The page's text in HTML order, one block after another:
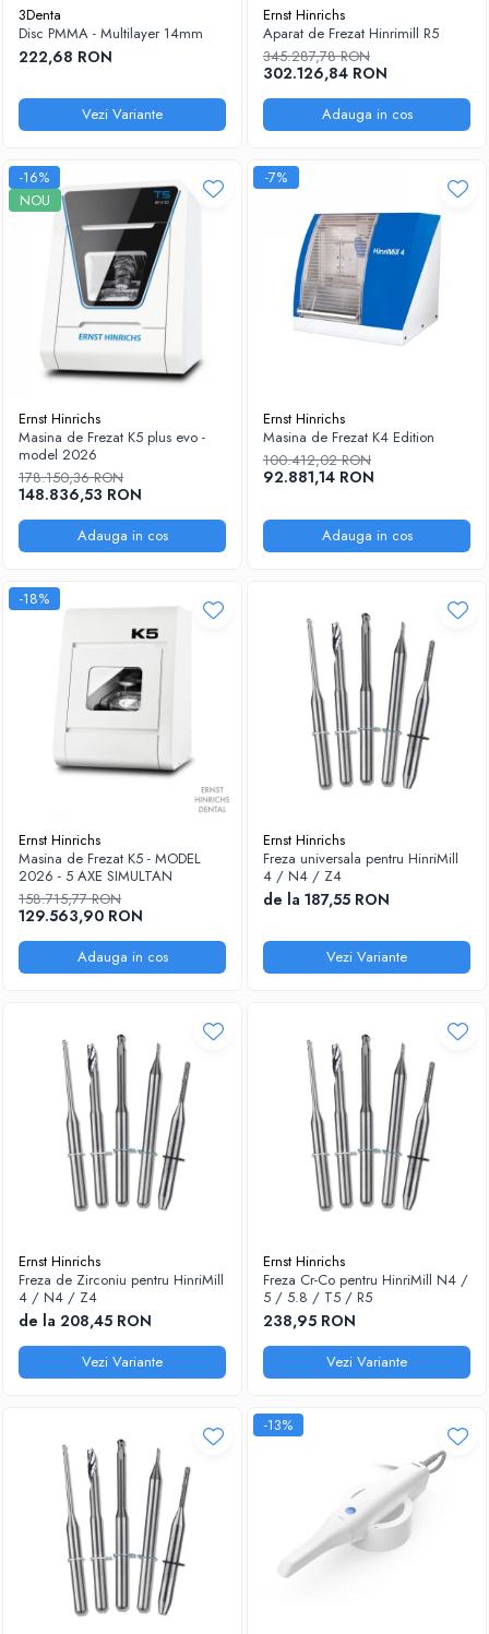
3Denta
Disc PMMA - Multilayer 14mm
222,68 RON
Vezi Variante
Ernst Hinrichs
Aparat de Frezat Hinrimill R5
345.287,78 RON
302.126,84 RON
Adauga in cos
-16%
NOU
Ernst Hinrichs
Masina de Frezat K5 plus evo -
model 2026
178.150,36 RON
148.836,53 RON
Adauga in cos
-7%
Ernst Hinrichs
Masina de Frezat K4 Edition
100.412,02 RON
92.881,14 RON
Adauga in cos
-18%
Ernst Hinrichs
Masina de Frezat K5 - MODEL
2026 - 5 AXE SIMULTAN
158.715,77 RON
129.563,90 RON
Adauga in cos
Ernst Hinrichs
Freza universala pentru HinriMill
4 / N4 / Z4
de la 187,55 RON
Vezi Variante
Ernst Hinrichs
Freza de Zirconiu pentru HinriMill
4 / N4 / Z4
de la 208,45 RON
Vezi Variante
Ernst Hinrichs
Freza Cr-Co pentru HinriMill N4 /
5 / 5.8 / T5 / R5
238,95 RON
Vezi Variante
-13%